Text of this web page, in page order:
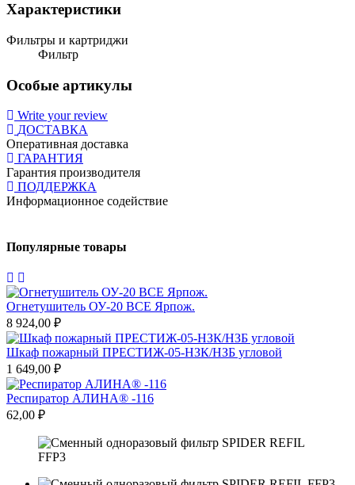
Характеристики
Фильтры и картриджи
Фильтр
Особые артикулы
Write your review
ДОСТАВКА
Оперативная доставка
ГАРАНТИЯ
Гарантия производителя
ПОДДЕРЖКА
Информационное содействие
Популярные товары
Огнетушитель ОУ-20 ВСЕ Ярпож.
8 924,00 ₽
Шкаф пожарный ПРЕСТИЖ-05-НЗК/НЗБ угловой
1 649,00 ₽
Респиратор АЛИНА® -116
62,00 ₽